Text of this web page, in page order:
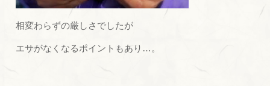
相変わらずの厳しさでしたが
エサがなくなるポイントもあり…。